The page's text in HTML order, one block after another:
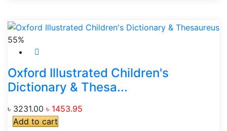
55%
Oxford Illustrated Children's
Dictionary & Thesa...
৳ 3231.00 ৳ 1453.95
Add to cart